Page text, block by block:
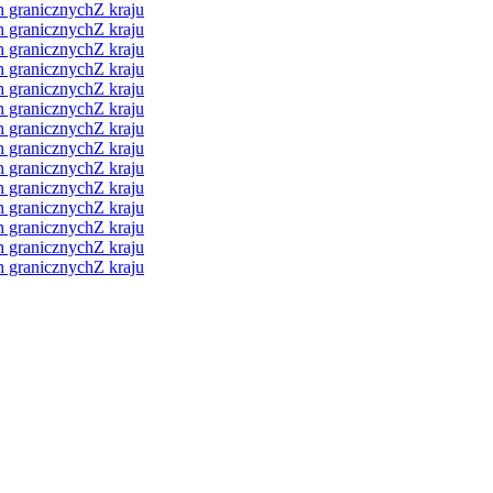
granicznychZ kraju
granicznychZ kraju
granicznychZ kraju
granicznychZ kraju
granicznychZ kraju
granicznychZ kraju
granicznychZ kraju
granicznychZ kraju
granicznychZ kraju
granicznychZ kraju
granicznychZ kraju
granicznychZ kraju
granicznychZ kraju
granicznychZ kraju